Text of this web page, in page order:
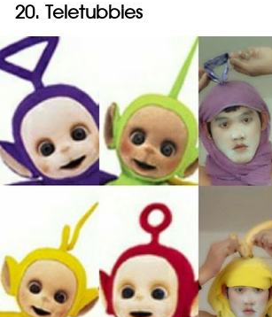
20. Teletubbies